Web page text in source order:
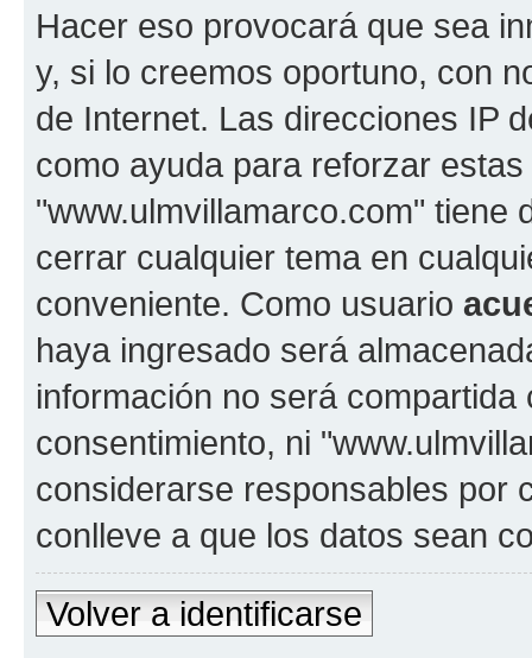
Hacer eso provocará que sea
y, si lo creemos oportuno, con
de Internet. Las direcciones IP
como ayuda para reforzar
"www.ulmvillamarco.com" tiene
cerrar cualquier tema en
conveniente. Como usuario
haya ingresado será
información no será
consentimiento, ni
considerarse responsables por
conlleve a que los datos sean
Volver a identificarse